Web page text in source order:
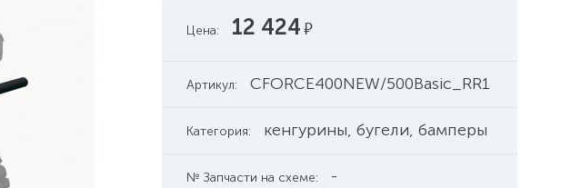
Цена: 12 424руб.
Артикул: CFORCE400NEW/500Basic_RR1
Категория: кенгурины, бугели, бамперы
№ Запчасти на схеме: -